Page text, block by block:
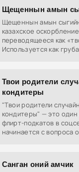
Щещеннын амын
Щещеннын амын
казахское
переводящееся как
Используется как
Твои родители
кондитеры
"Твои родители
кондитеры" — это
флирт-подкатов в
начинается с вопроса
Санган оний амчик